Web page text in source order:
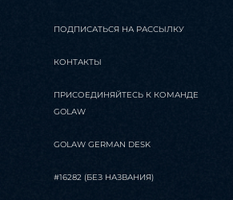
ПОДПИСАТЬСЯ НА РАССЫЛКУ
КОНТАКТЫ
ПРИСОЕДИНЯЙТЕСЬ К КОМАНДЕ
GOLAW
GOLAW GERMAN DESK
#16282 (БЕЗ НАЗВАНИЯ)